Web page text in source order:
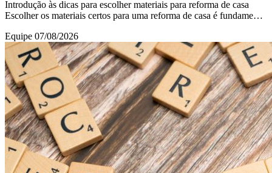
Introdução às dicas para escolher materiais para reforma de casa
Escolher os materiais certos para uma reforma de casa é fundamental
Equipe 07/08/2026